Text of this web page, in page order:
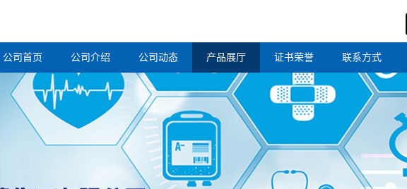
公司首页 公司介绍 公司动态 产品展厅 证书荣誉 联系方式